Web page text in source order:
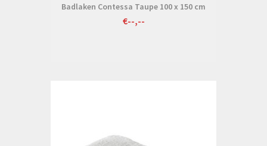
Badlaken Contessa Taupe 100 x 150 cm
€--,--